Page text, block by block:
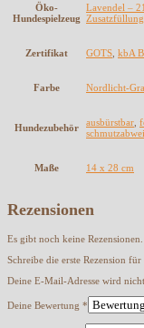
Öko-
Hundespielzeug
Lavendel –
Zertifikat GOTS kbA
Farbe Nordlicht-
Hundezubehör ausbürstbar
Maße 14 x 28 cm
Rezensionen
Es gibt noch keine Rezensionen.
Schreibe die erste Rezension
Deine E-Mail-Adresse wird
Deine Bewertung *